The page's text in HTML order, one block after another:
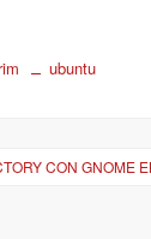
ubuntu
CON GNOME